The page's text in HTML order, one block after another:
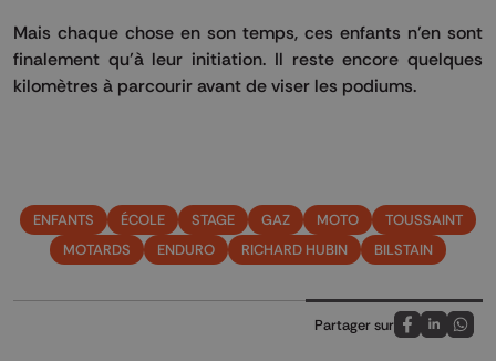
Mais chaque chose en son temps, ces enfants n’en sont
finalement qu’à leur initiation. Il reste encore quelques
kilomètres à parcourir avant de viser les podiums.
ENFANTS ÉCOLE STAGE GAZ MOTO
TOUSSAINT
MOTARDS
ENDURO RICHARD HUBIN BILSTAIN
Partager sur
Partagez sur
Partagez